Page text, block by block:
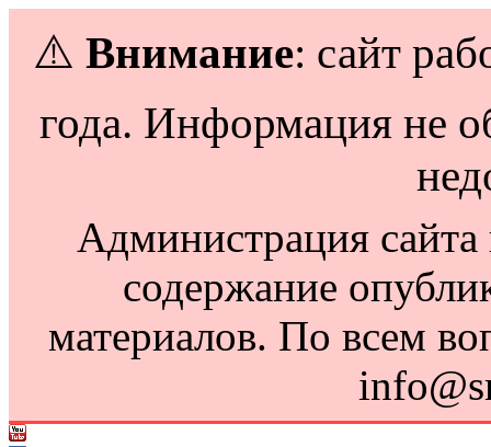
⚠️ Внимание: сайт
года. Информация не
Администрация сайта
содержание
материалов. По всем